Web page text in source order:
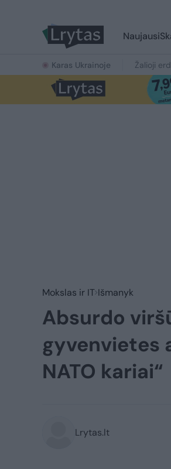
Naujausi
Karas Ukrainoje Žalioji
Mokslas ir IT Išmanyk
Absurdo
gyvenvietes
NATO kariai“
Lrytas.lt